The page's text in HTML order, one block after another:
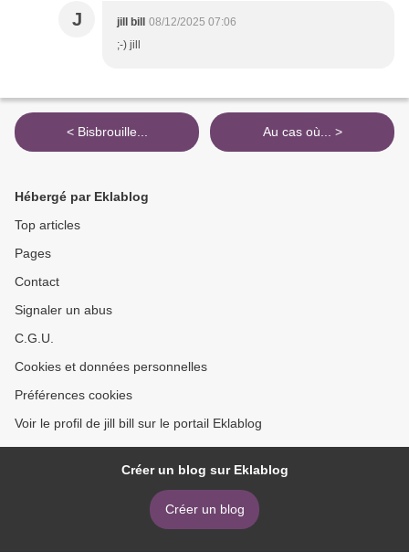
J jill bill
08/12/2025 07:06
;-) jill
< Bisbrouille... Au cas où... >
Hébergé par Eklablog
Top articles
Pages
Contact
Signaler un abus
C.G.U.
Cookies et données personnelles
Préférences cookies
Voir le profil de jill bill sur le portail Eklablog
Créer un blog sur Eklablog
Créer un blog